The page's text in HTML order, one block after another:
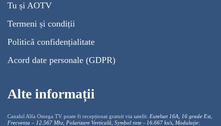
Tu și AOTV
Termeni și condiții
Politică confidențialitate
Acord date personale (GDPR)
Alte informații
Canalul Alfa Omega TV poate fi recepționat gratuit via satelit: Eutelsat 16A, 16 grade Est,
Frecventa – 12.567 Mhz, Polarizare Verticală, Symbol rate - 16.667 ks/s, Modulație: